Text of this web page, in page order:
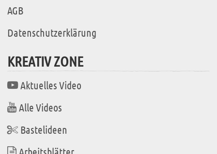
AGB
Datenschutzerklärung
KREATIV ZONE
Aktuelles Video
Alle Videos
Bastelideen